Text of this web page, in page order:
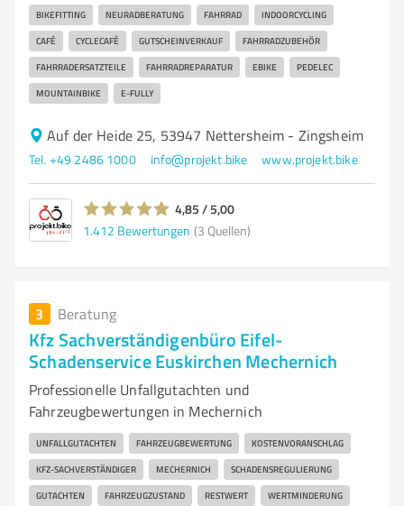
BIKEFITTING NEURADBERATUNG FAHRRAD INDOORCYCLING
CAFÉ CYCLECAFÉ GUTSCHEINVERKAUF FAHRRADZUBEHÖR
FAHRRADERSATZTEILE FAHRRADREPARATUR EBIKE PEDELEC
MOUNTAINBIKE E-FULLY
Auf der Heide 25, 53947 Nettersheim - Zingsheim
Tel. +49 2486 1000 info@projekt.bike www.projekt.bike
4,85 / 5,00
1.412 Bewertungen (3 Quellen)
3 Beratung
Kfz Sachverständigenbüro Eifel-
Schadenservice Euskirchen Mechernich
Professionelle Unfallgutachten und
Fahrzeugbewertungen in Mechernich
UNFALLGUTACHTEN FAHRZEUGBEWERTUNG KOSTENVORANSCHLAG
KFZ-SACHVERSTÄNDIGER MECHERNICH SCHADENSREGULIERUNG
GUTACHTEN FAHRZEUGZUSTAND RESTWERT WERTMINDERUNG